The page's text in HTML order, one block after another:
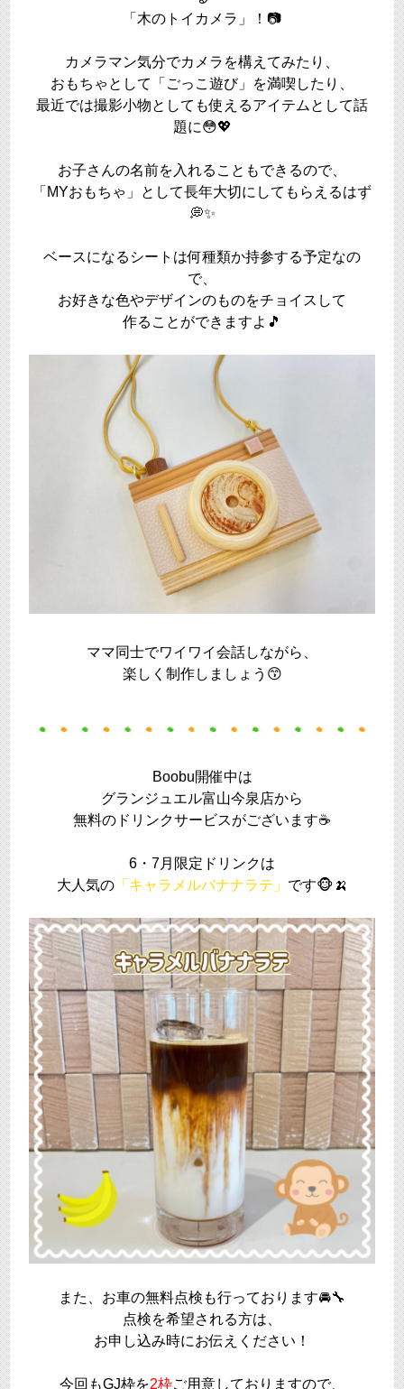
「木のトイカメラ」！📷
カメラマン気分でカメラを構えてみたり、
おもちゃとして「ごっこ遊び」を満喫したり、
最近では撮影小物としても使えるアイテムとして話
題に😳💖
お子さんの名前を入れることもできるので、
「MYおもちゃ」として長年大切にしてもらえるはず
💭✨
ベースになるシートは何種類か持参する予定なの
で、
お好きな色やデザインのものをチョイスして
作ることができますよ🎵
ママ同士でワイワイ会話しながら、
楽しく制作しましょう😙
Boobu開催中は
グランジュエル富山今泉店から
無料のドリンクサービスがございます☕
6・7月限定ドリンクは
大人気の「キャラメルバナナラテ」 です🐵🍌
また、お車の無料点検も行っております🚘🔧
点検を希望される方は、
お申し込み時にお伝えください！
今回もGJ枠を2枠ご用意しておりますので、